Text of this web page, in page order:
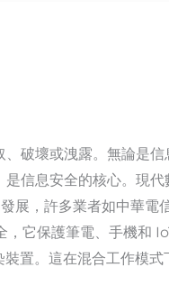
破壞或洩露。無論是信
信息安全的核心。現代
展，許多業者如中華電
它保護筆電、手機和
置。這在混合工作模式